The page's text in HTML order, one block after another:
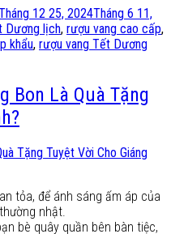
12 25, 2024Tháng 6 11,
Dương lịch, rượu vang cao cấp,
khẩu, rượu vang Tết Dương
Bon Là Quà Tặng
tỏa, để ánh sáng ấm áp của
nhật.
bè quây quần bên bàn tiệc,